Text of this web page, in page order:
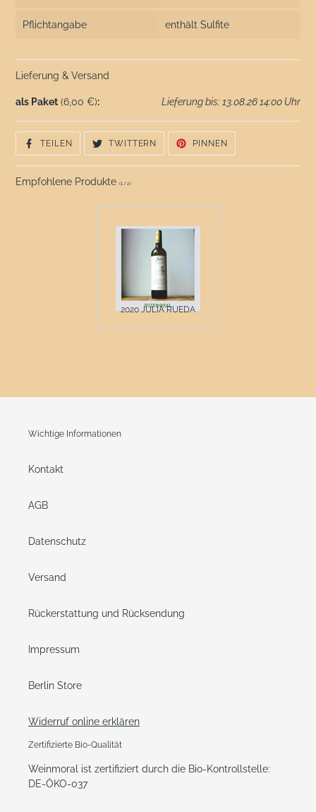
Pflichtangabe enthält Sulfite
Lieferung & Versand
als Paket (6,00 €): Lieferung bis: 13.08.26 14:00 Uhr
TEILENAUF
FACEBOOK
TEILEN
TWITTERN
TWITTER
TWITTERN
PINNEN
PINNEN
Empfohlene Produkte (1 /2)
2020 JULIA RUEDA
Wichtige Informationen
Kontakt
AGB
Datenschutz
Versand
Rückerstattung und Rücksendung
Impressum
Berlin Store
Widerruf online erklären
Zertifizierte Bio-Qualität
Weinmoral ist zertifiziert durch die Bio-Kontrollstelle:
DE-ÖKO-037